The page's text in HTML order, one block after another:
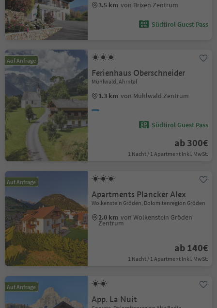
3.5 km von Brixen Zentrum
Südtirol Guest Pass
Auf Anfrage
Ferienhaus Oberschneider
Mühlwald, Ahrntal
1.3 km von Mühlwald Zentrum
Südtirol Guest Pass
ab 300€
1 Nacht / 1 Apartment Inkl. MwSt.
Auf Anfrage
Apartments Plancker Alex
Wolkenstein Gröden, Dolomitenregion Gröden
2.0 km von Wolkenstein Gröden
Zentrum
ab 140€
1 Nacht / 1 Apartment Inkl. MwSt.
Auf Anfrage
App. La Nuit